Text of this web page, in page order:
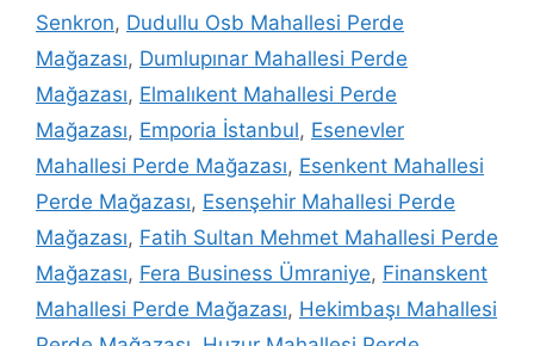
Senkron, Dudullu Osb Mahallesi Perde
Mağazası, Dumlupınar Mahallesi Perde
Mağazası, Elmalıkent Mahallesi Perde
Mağazası, Emporia İstanbul, Esenevler
Mahallesi Perde Mağazası, Esenkent Mahallesi
Perde Mağazası, Esenşehir Mahallesi Perde
Mağazası, Fatih Sultan Mehmet Mahallesi Perde
Mağazası, Fera Business Ümraniye, Finanskent
Mahallesi Perde Mağazası, Hekimbaşı Mahallesi